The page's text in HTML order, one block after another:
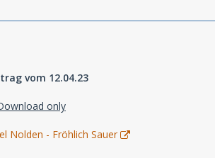
vom 12.04.23
only
Nolden - Fröhlich Sauer